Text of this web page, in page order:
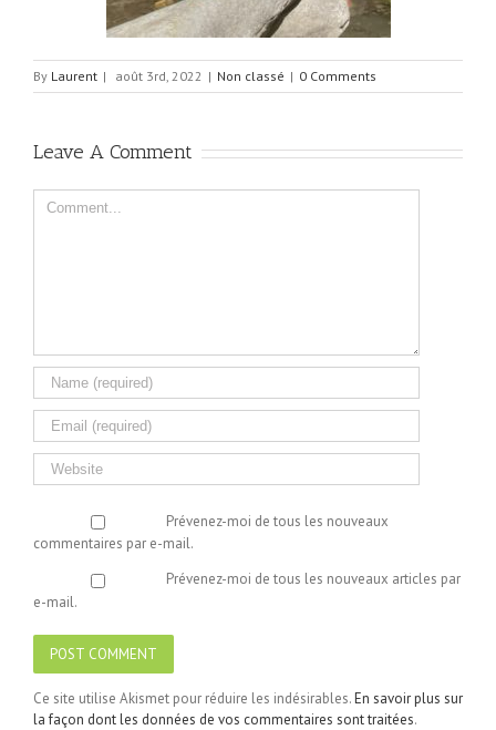
By Laurent | août 3rd, 2022 | Non classé | 0 Comments
Leave A Comment
Comment
Prévenez-moi de tous les nouveaux
commentaires par e-mail.
Prévenez-moi de tous les nouveaux articles par
e-mail.
Ce site utilise Akismet pour réduire les indésirables.En savoir plus sur
la façon dont les données de vos commentaires sont traitées.